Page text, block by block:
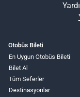
Otobüs Bileti
En Uygun Otobüs Bileti
Bilet Al
Tüm Seferler
Destinasyonlar